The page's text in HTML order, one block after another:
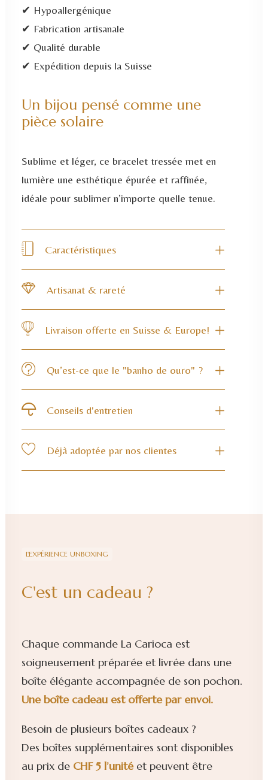
✔ Hypoallergénique
✔ Fabrication artisanale
✔ Qualité durable
✔ Expédition depuis la Suisse
Un bijou pensé comme une
pièce solaire
Sublime et léger, ce bracelet tressée met en
lumière une esthétique épurée et raffinée,
idéale pour sublimer n’importe quelle tenue.
Caractéristiques
Artisanat & rareté
Livraison offerte en Suisse & Europe!
Qu’est-ce que le "banho de ouro" ?
Conseils d'entretien
Déjà adoptée par nos clientes
L'EXPÉRIENCE UNBOXING
C'est un cadeau ?
Chaque commande La Carioca est
soigneusement préparée et livrée dans une
boîte élégante accompagnée de son pochon.
Une boîte cadeau est offerte par envoi.
Besoin de plusieurs boîtes cadeaux ?
Des boîtes supplémentaires sont disponibles
au prix de CHF 5 l’unitéet peuvent être